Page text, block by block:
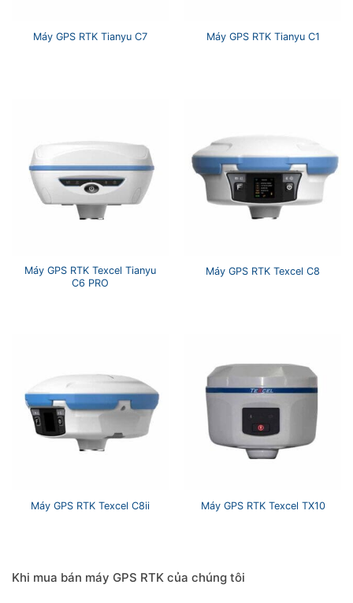
Máy GPS RTK Tianyu C7 Máy GPS RTK Tianyu C1
Máy GPS RTK Texcel Tianyu
C6 PRO
Máy GPS RTK Texcel C8
Máy GPS RTK Texcel C8ii Máy GPS RTK Texcel TX10
Khi mua bán máy GPS RTK của chúng tôi